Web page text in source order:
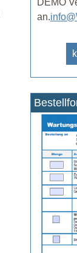
an.